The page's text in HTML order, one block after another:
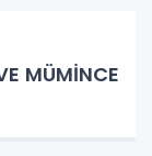
MÜMİNCE